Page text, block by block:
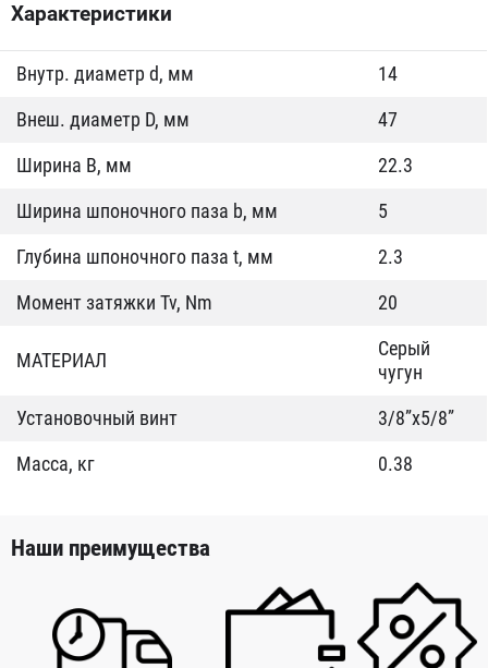
Характеристики
Внутр. диаметр d, мм
14
Внеш. диаметр D, мм
47
Ширина B, мм
22.3
Ширина шпоночного паза b, мм
5
Глубина шпоночного паза t, мм
2.3
Момент затяжки Tv, Nm
20
МАТЕРИАЛ
Серый
чугун
Установочный винт
3/8”x5/8”
Масса, кг
0.38
Наши преимущества